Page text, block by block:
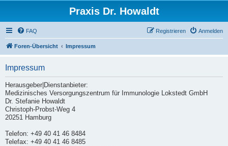
Praxis Dr. Howaldt
FAQ Anmelden
Registrieren
Foren-Übersicht Impressum
Impressum
Herausgeber|Dienstanbieter:
Medizinisches Versorgungszentrum für Immunologie Lokstedt GmbH
Dr. Stefanie Howaldt
Christoph-Probst-Weg 4
20251 Hamburg
Telefon: +49 40 41 46 8484
Telefax: +49 40 41 46 8485